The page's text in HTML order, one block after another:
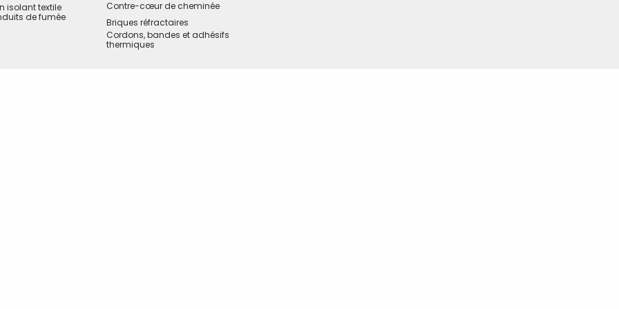
isolant textile
de fumée
Contre-cœur de cheminée
Briques réfractaires
Cordons, bandes et adhésifs
thermiques